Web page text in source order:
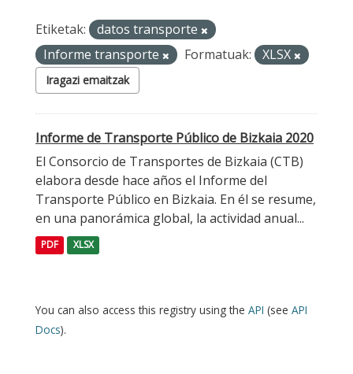
Etiketak:
datos transporte
Informe transporte
Formatuak: XLSX
Iragazi emaitzak
Informe de Transporte Público de Bizkaia 2020
El Consorcio de Transportes de Bizkaia (CTB)
elabora desde hace años el Informe del
Transporte Público en Bizkaia. En él se resume,
en una panorámica global, la actividad anual...
PDF XLSX
You can also access this registry using the API (see API
Docs).